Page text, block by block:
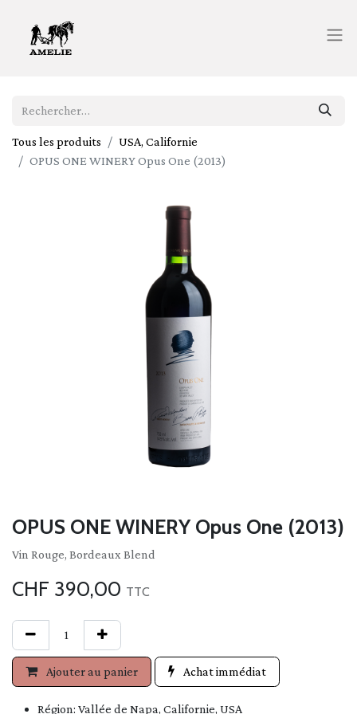
Tous les produits
USA, Californie
OPUS ONE WINERY Opus One (2013)
OPUS ONE WINERY Opus One (2013)
Vin Rouge, Bordeaux Blend
CHF 390,00 TTC
Ajouter au panier Achat immédiat
Région: Vallée de Napa, Californie, USA